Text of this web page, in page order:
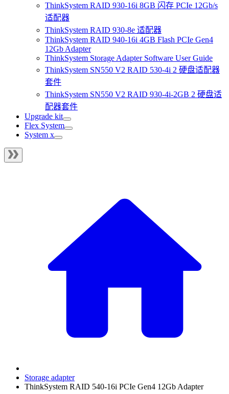
ThinkSystem RAID 930-16i 8GB 闪存 PCIe 12Gb/s
适配器
ThinkSystem RAID 930-8e 适配器
ThinkSystem RAID 940-16i 4GB Flash PCIe Gen4
12Gb Adapter
ThinkSystem Storage Adapter Software User Guide
ThinkSystem SN550 V2 RAID 530-4i 2 硬盘适配器
套件
ThinkSystem SN550 V2 RAID 930-4i-2GB 2 硬盘适
配器套件
Upgrade kit
Flex System
System x
Storage adapter
ThinkSystem RAID 540-16i PCIe Gen4 12Gb Adapter